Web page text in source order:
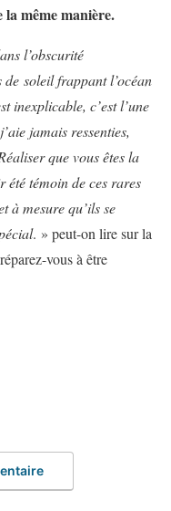
la même manière.
l’obscurité
soleil frappant l’océan
inexplicable, c’est l’une
jamais ressenties,
que vous êtes la
été témoin de ces rares
à mesure qu’ils se
. » peut-on lire sur la
vous à être